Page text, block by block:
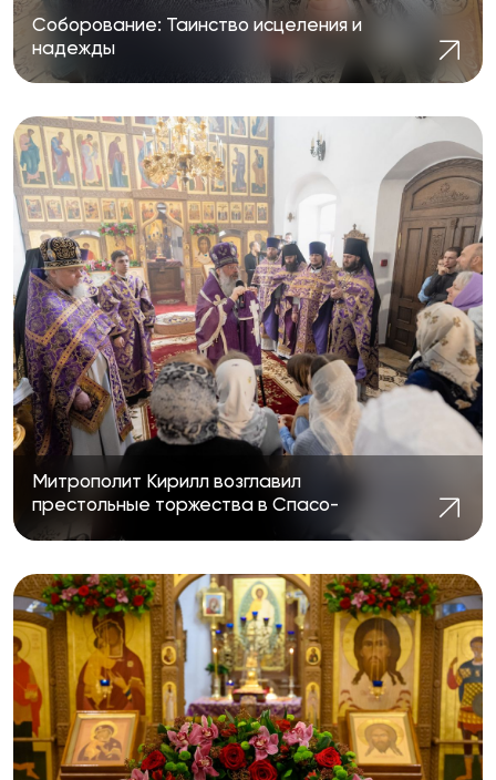
Соборование: Таинство исцеления и
надежды
Митрополит Кирилл возглавил
престольные торжества в Спасо-